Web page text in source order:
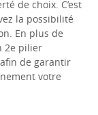
de choix. C’est
la possibilité
En plus de
2e pilier
de garantir
votre